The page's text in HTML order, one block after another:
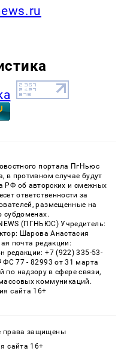
портала ПгНьюс
в противном случае будут
РФ об авторских и смежных
ответственности за
размещенные на
субдоменах.
(ПГНЬЮС) Учредитель:
Шарова Анастасия
почта редакции:
редакции: +7 (922) 335-53-
77 - 82993 от 31 марта
по надзору в сфере связи,
коммуникаций.
сайта 16+
права защищены
сайта 16+